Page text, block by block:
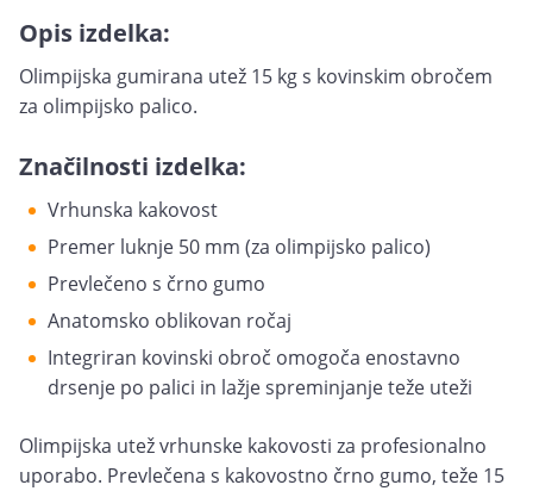
Opis izdelka:
Olimpijska gumirana utež 15 kg s kovinskim obročem
za olimpijsko palico.
Značilnosti izdelka:
Vrhunska kakovost
Premer luknje 50 mm (za olimpijsko palico)
Prevlečeno s črno gumo
Anatomsko oblikovan ročaj
Integriran kovinski obroč omogoča enostavno
drsenje po palici in lažje spreminjanje teže uteži
Olimpijska utež vrhunske kakovosti za profesionalno
uporabo. Prevlečena s kakovostno črno gumo, teže 15